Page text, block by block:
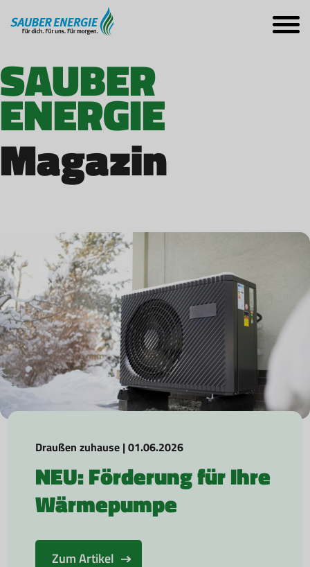
SAUBER
ENERGIE
Magazin
Draußen zuhause | 01.06.2026
NEU: Förderung für Ihre
Wärmepumpe
Zum Artikel